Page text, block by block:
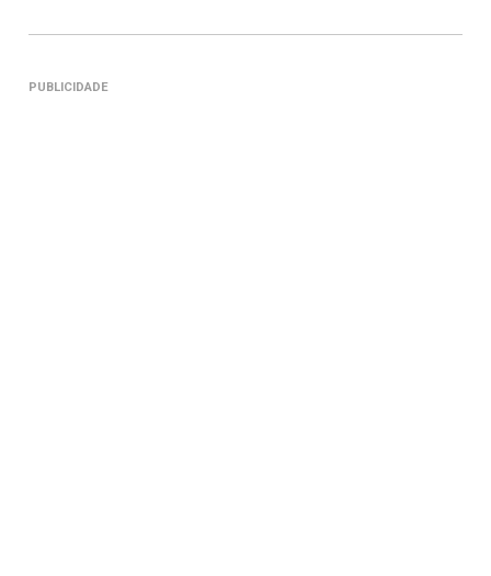
PUBLICIDADE